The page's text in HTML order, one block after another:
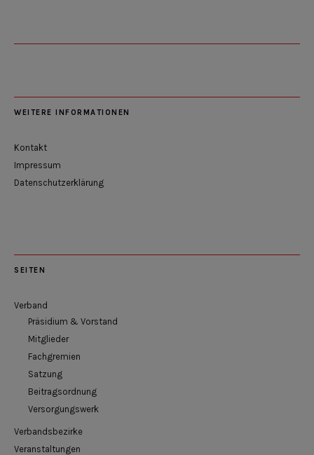
WEITERE INFORMATIONEN
Kontakt
Impressum
Datenschutzerklärung
SEITEN
Verband
Präsidium & Vorstand
Mitglieder
Fachgremien
Satzung
Beitragsordnung
Versorgungswerk
Verbandsbezirke
Veranstaltungen